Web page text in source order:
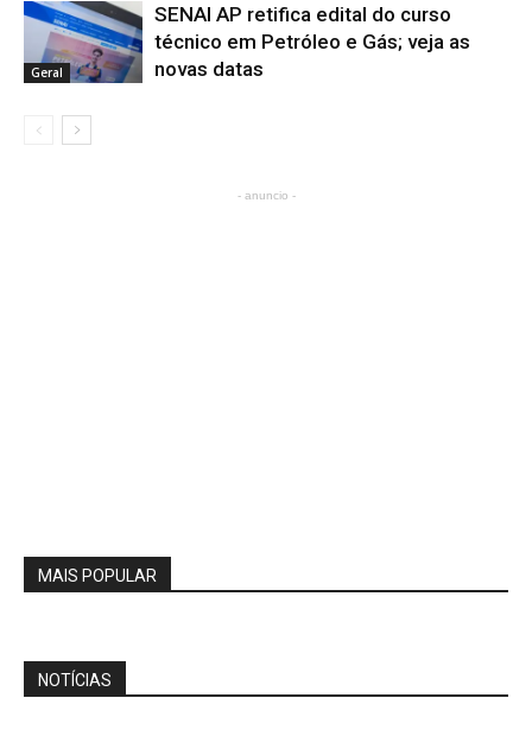
Geral
SENAI AP retifica edital do curso
técnico em Petróleo e Gás; veja as
novas datas
- anuncio -
MAIS POPULAR
NOTÍCIAS